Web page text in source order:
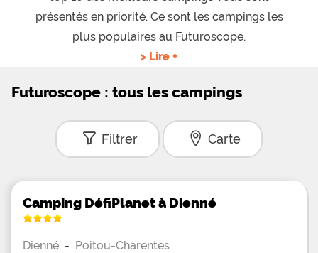
présentés en priorité. Ce sont les campings les
plus populaires au Futuroscope.
> Lire +
Futuroscope : tous les campings
Filtrer Carte
Camping DéfiPlanet à Dienné
Dienné - Poitou-Charentes